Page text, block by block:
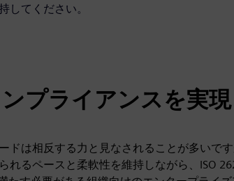
してください。
プライアンスを実現
ドは相反する力と見なされることが多いで
るペースと柔軟性を維持しながら、ISO